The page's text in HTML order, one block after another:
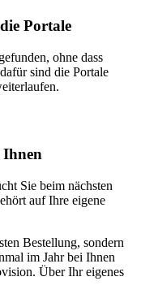
Portale
ohne dass
sind die Portale
Ihnen
Sie beim nächsten
auf Ihre eigene
Bestellung, sondern
im Jahr bei Ihnen
Über Ihr eigenes